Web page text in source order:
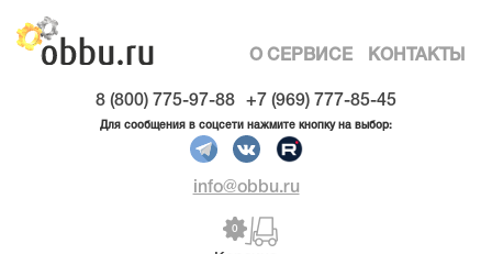
О СЕРВИСЕ КОНТАКТЫ
8 (800) 775-97-88 +7 (969) 777-85-45
Для сообщения в соцсети нажмите кнопку на выбор:
info@obbu.ru
0